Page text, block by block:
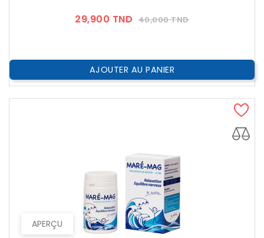
29,900 TND Prix
40,000 TNDPrix
AJOUTER AU PANIER
APERÇU